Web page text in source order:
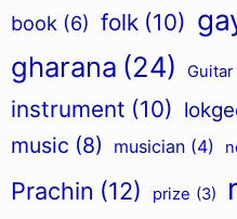
book (6) folk (10)
gharana (24) Guitar
instrument (10)
music (8) musician (4)
Prachin (12) prize (3)